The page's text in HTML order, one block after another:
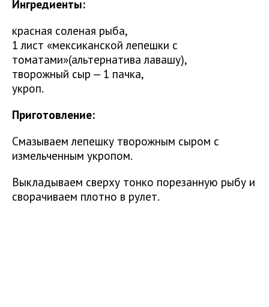
Ингредиенты:
красная соленая рыба,
1 лист «мексиканской лепешки с
томатами»(альтернатива лавашу),
творожный сыр — 1 пачка,
укроп.
Приготовление:
Смазываем лепешку творожным сыром с
измельченным укропом.
Выкладываем сверху тонко порезанную рыбу и
сворачиваем плотно в рулет.